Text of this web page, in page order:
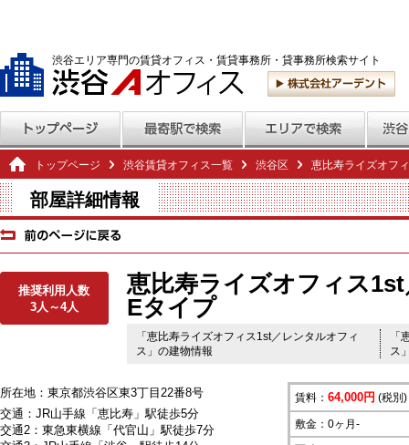
渋谷エリア専門の賃貸オフィス・賃貸事務所・貸事務所検索サイト
トップページ 渋谷賃貸オフィス一覧 渋谷区 恵比寿ライズオフ
部屋詳細情報
推奨利用人数
3人～4人
恵比寿ライズオフィス
Eタイプ
「恵比寿ライズオフィス1st／レンタルオフィ
ス」の建物情報
「
ス
所在地：東京都渋谷区東3丁目22番8号
交通：JR山手線「恵比寿」駅徒歩5分
交通2：東急東横線「代官山」駅徒歩7分
賃料： 64,000円 (税別)
敷金：0ヶ月-